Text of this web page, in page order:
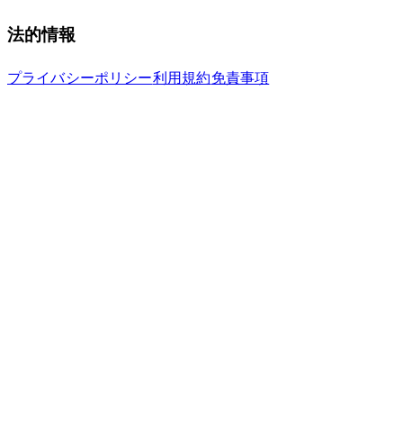
法的情報
プライバシーポリシー利用規約免責事項